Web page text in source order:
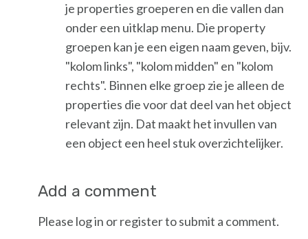
je properties groeperen en die vallen dan
onder een uitklap menu. Die property
groepen kan je een eigen naam geven, bijv.
"kolom links", "kolom midden" en "kolom
rechts". Binnen elke groep zie je alleen de
properties die voor dat deel van het object
relevant zijn. Dat maakt het invullen van
een object een heel stuk overzichtelijker.
Add a comment
Please log in or register to submit a comment.